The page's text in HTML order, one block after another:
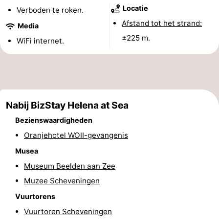
Monumenten
-
Uitkijkpunten
Attracties
-
Speeltuinen
Binnenspeeltuinen
Dorpen
Steden
Natuur
Rondleidingen
Sporten
Verboden te roken.
Media
WiFi internet.
Locatie
Afstand tot het strand:
±225 m.
Nabij BizStay Helena at Sea
Bezienswaardigheden
Oranjehotel WOII-gevangenis
Musea
Museum Beelden aan Zee
Muzee Scheveningen
Vuurtorens
Vuurtoren Scheveningen